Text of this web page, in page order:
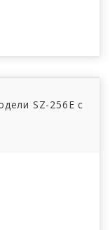
SZ-256E с